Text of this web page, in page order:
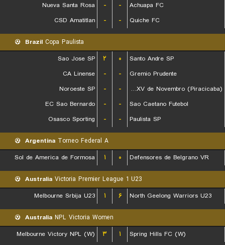
Nueva Santa Rosa
- -
Achuapa FC
CSD Amatitlan
- - Quiche FC
Brazil Copa Paulista
Sao Jose SP
۲ ۰
Santo Andre SP
CA Linense
- -
Gremio Prudente
Noroeste SP
- -
EC XV de Novembro (Piracicaba)
EC Sao Bernardo
- -
Sao Caetano Futebol
Osasco Sporting
- - Paulista SP
Argentina Torneo Federal A
Sol de America de Formosa
۱ ۰ Defensores de Belgrano VR
Australia Victoria Premier League 1 U23
Melbourne Srbija U23
۱ ۶ North Geelong Warriors U23
Australia NPL Victoria Women
Melbourne Victory NPL (W)
۳ ۱ Spring Hills FC (W)